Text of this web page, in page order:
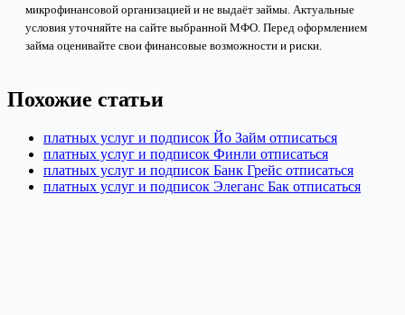
микрофинансовой организацией и не выдаёт займы. Актуальные
условия уточняйте на сайте выбранной МФО. Перед оформлением
займа оценивайте свои финансовые возможности и риски.
Похожие статьи
платных услуг и подписок Йо Займ отписаться
платных услуг и подписок Финли отписаться
платных услуг и подписок Банк Грейс отписаться
платных услуг и подписок Элеганс Бак отписаться